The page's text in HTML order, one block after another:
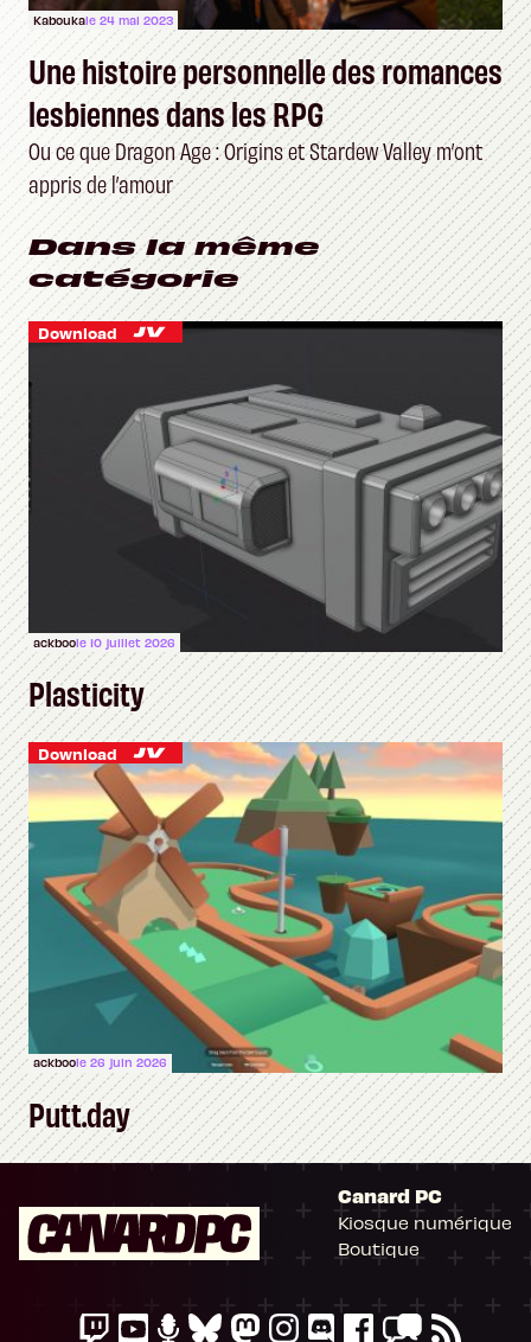
Kaboukale 24 mai 2023
Une histoire personnelle des romances
lesbiennes dans les RPG
Ou ce que Dragon Age : Origins et Stardew Valley m’ont
appris de l’amour
Dans la même
catégorie
Download
ackboole 10 juillet 2026
Plasticity
Download
ackboole 26 juin 2026
Putt.day
Canard PC
Kiosque numérique
Boutique